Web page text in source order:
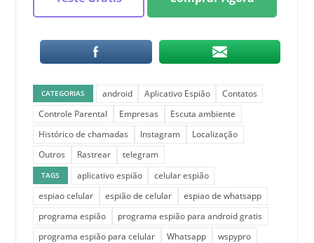
CATEGORIAS android Aplicativo Espião
Contatos
Controle Parental
Empresas
Escuta ambiente
Histórico de chamadas
Instagram
Localização
Outros
Rastrear telegram
TAGS aplicativo espião
celular espião
espiao celular
espião de celular
espiao de whatsapp
programa espião
programa espião para android gratis
programa espião para celular
Whatsapp wspypro